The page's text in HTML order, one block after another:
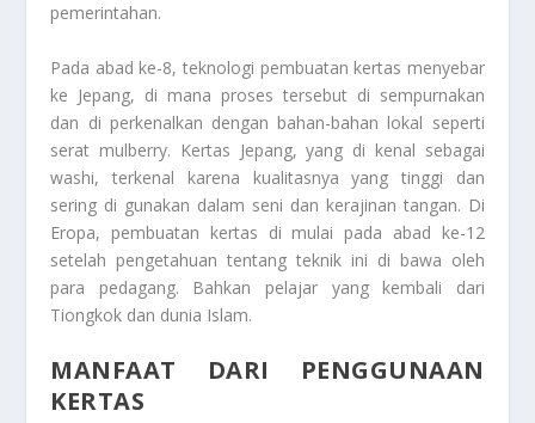
pemerintahan.
Pada abad ke-8, teknologi pembuatan kertas menyebar
ke Jepang, di mana proses tersebut di sempurnakan
dan di perkenalkan dengan bahan-bahan lokal seperti
serat mulberry. Kertas Jepang, yang di kenal sebagai
washi, terkenal karena kualitasnya yang tinggi dan
sering di gunakan dalam seni dan kerajinan tangan. Di
Eropa, pembuatan kertas di mulai pada abad ke-12
setelah pengetahuan tentang teknik ini di bawa oleh
para pedagang. Bahkan pelajar yang kembali dari
Tiongkok dan dunia Islam.
MANFAAT DARI PENGGUNAAN
KERTAS